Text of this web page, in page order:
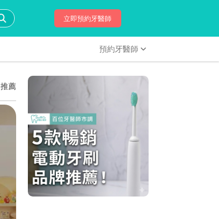
立即預約牙醫師
預約牙醫師
薦